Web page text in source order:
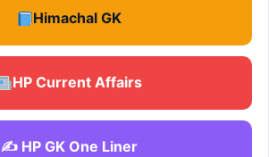
Himachal GK
HP Current Affairs
✍️ HP GK One Liner